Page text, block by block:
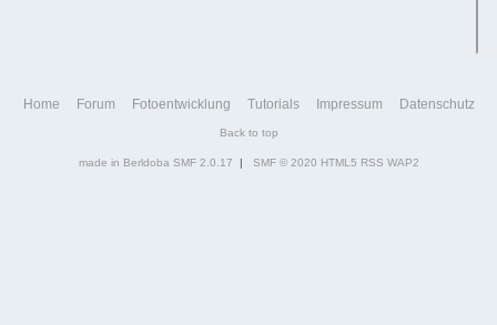
Home Forum Fotoentwicklung Tutorials Impressum Datenschutz
Back to top
made in Berldoba SMF 2.0.17 | SMF © 2020 HTML5 RSS WAP2